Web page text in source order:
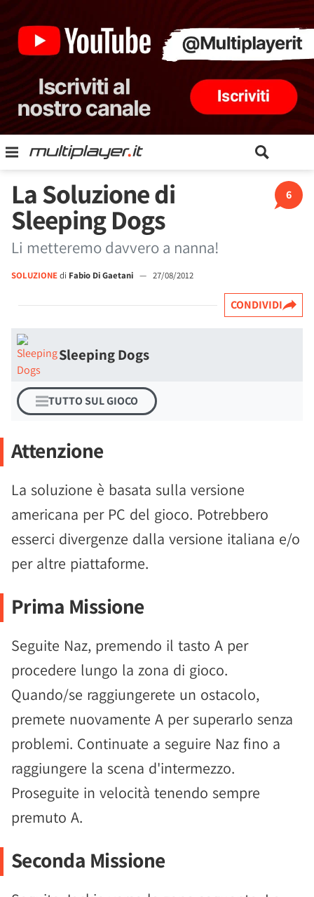
6
La Soluzione di
Sleeping Dogs
Li metteremo davvero a nanna!
SOLUZIONEdi Fabio Di Gaetani — 27/08/2012
CONDIVIDI
Sleeping Dogs
TUTTO SUL GIOCO
Attenzione
La soluzione è basata sulla versione
americana per PC del gioco. Potrebbero
esserci divergenze dalla versione italiana e/o
per altre piattaforme.
Prima Missione
Seguite Naz, premendo il tasto A per
procedere lungo la zona di gioco.
Quando/se raggiungerete un ostacolo,
premete nuovamente A per superarlo senza
problemi. Continuate a seguire Naz fino a
raggiungere la scena d'intermezzo.
Proseguite in velocità tenendo sempre
premuto A.
Seconda Missione